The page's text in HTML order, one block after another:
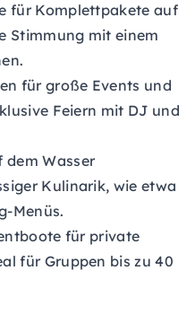
für Komplettpakete auf
Stimmung mit einem
für große Events und
Feiern mit DJ und
dem Wasser
Kulinarik, wie etwa
Menüs.
für private
für Gruppen bis zu 40